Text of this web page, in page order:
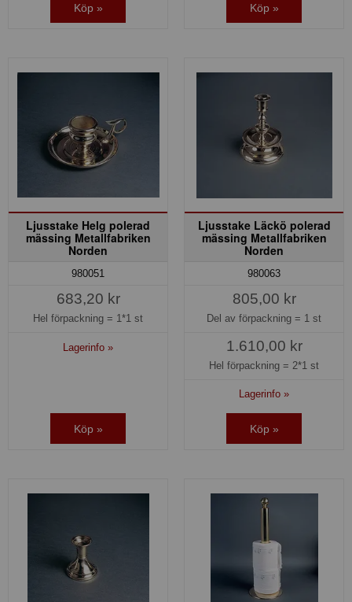
Köp » Köp »
Ljusstake Helg polerad
mässing Metallfabriken
Norden
980051
683,20 kr
Hel förpackning = 1*1 st
Lagerinfo »
Köp »
Ljusstake Läckö polerad
mässing Metallfabriken
Norden
980063
805,00 kr
Del av förpackning = 1 st
1.610,00 kr
Hel förpackning = 2*1 st
Lagerinfo »
Köp »